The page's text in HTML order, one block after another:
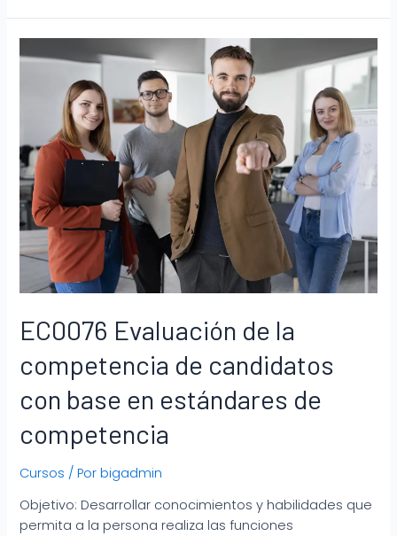
EC0076 Evaluación de la
competencia de candidatos
con base en estándares de
competencia
Cursos / Porbigadmin
Objetivo: Desarrollar conocimientos y habilidades que
permita a la persona realiza las funciones